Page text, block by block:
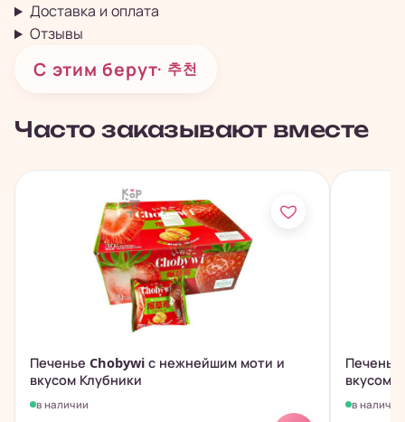
Доставка и оплата
Отзывы
С этим берут· 추천
Часто заказывают вместе
Печенье Chobywi с нежнейшим моти и
вкусом Клубники
в наличии
вкусом
в наличии